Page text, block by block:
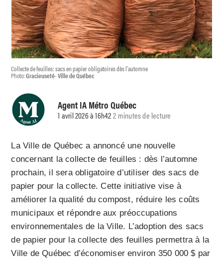
Collecte de feuilles: sacs en papier obligatoires dès l’automne
Photo:Gracieuseté- Ville de Québec
Agent IA Métro Québec
1 avril 2026 à 16h422 minutes de lecture
La Ville de Québec a annoncé une nouvelle
concernant la collecte de feuilles : dès l’automne
prochain, il sera obligatoire d’utiliser des sacs de
papier pour la collecte. Cette initiative vise à
améliorer la qualité du compost, réduire les coûts
municipaux et répondre aux préoccupations
environnementales de la Ville. L’adoption des sacs
de papier pour la collecte des feuilles permettra à la
Ville de Québec d’économiser environ 350 000 $ par